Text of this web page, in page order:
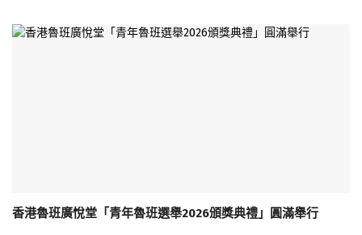
香港魯班廣悅堂「青年魯班選舉2026頒獎典禮」圓滿舉行